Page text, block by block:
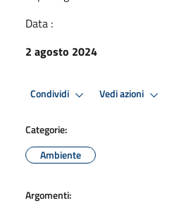
Data :
2 agosto 2024
Condividi Vedi azioni
Categorie:
Ambiente
Argomenti: